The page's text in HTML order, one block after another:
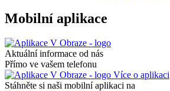
Mobilní aplikace
Aktuální informace od nás
Přímo ve vašem telefonu
Více o aplikaci
Stáhněte si naši mobilní aplikaci na